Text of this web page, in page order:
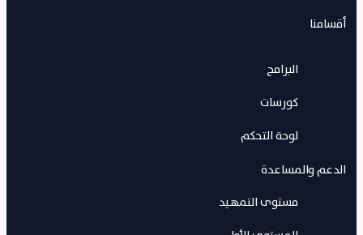
أقسامنا
البرامج
كورسات
لوحة التحكم
الدعم والمساعدة
مستوى التمهيد